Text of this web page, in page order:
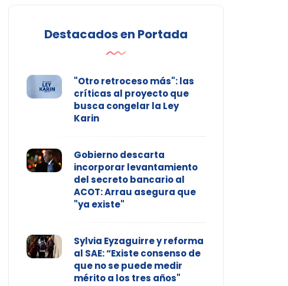
Destacados en Portada
"Otro retroceso más": las
críticas al proyecto que
busca congelar la Ley
Karin
Gobierno descarta
incorporar levantamiento
del secreto bancario al
ACOT: Arrau asegura que
"ya existe"
Sylvia Eyzaguirre y reforma
al SAE: “Existe consenso de
que no se puede medir
mérito a los tres años"